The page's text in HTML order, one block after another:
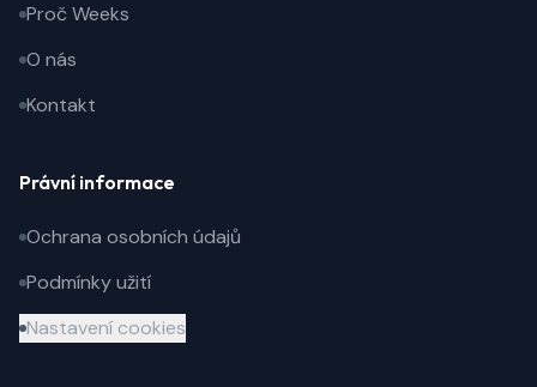
Proč Weeks
O nás
Kontakt
Právní informace
Ochrana osobních údajů
Podmínky užití
Nastavení cookies